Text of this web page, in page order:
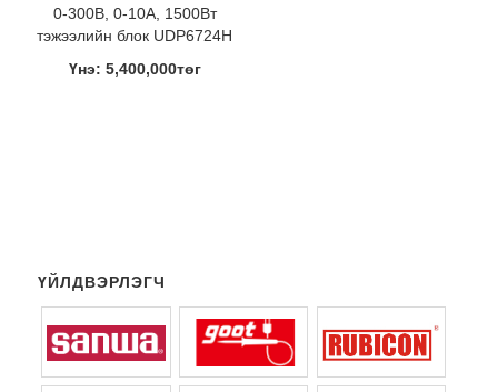
0-300В, 0-10A, 1500Вт
тэжээлийн блок UDP6724H
Үнэ: 5,400,000төг
ҮЙЛДВЭРЛЭГЧ